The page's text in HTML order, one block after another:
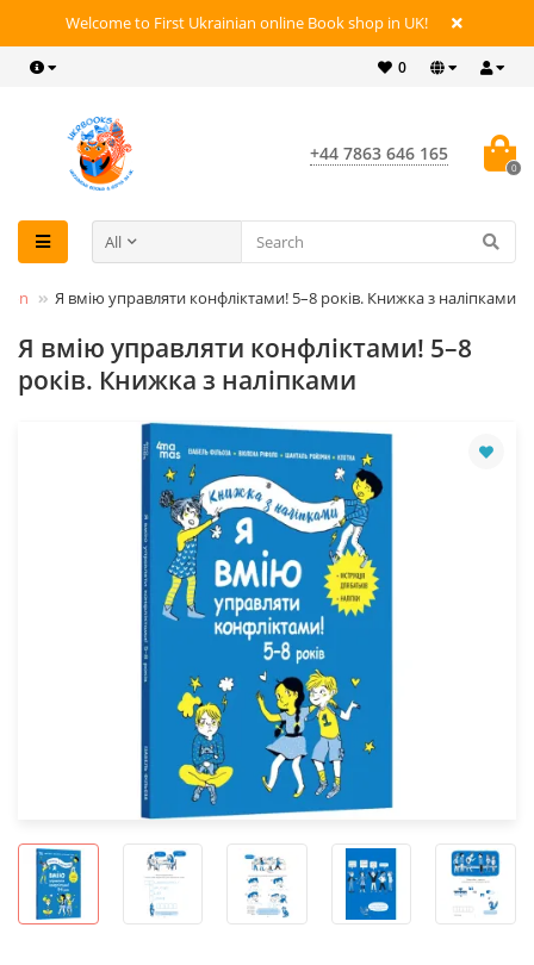
Welcome to First Ukrainian online Book shop in UK!
0
+44 7863 646 165
0
All
Я вмію управляти конфліктами! 5–8 років. Книжка з наліпками
Я вмію управляти конфліктами! 5–8
років. Книжка з наліпками